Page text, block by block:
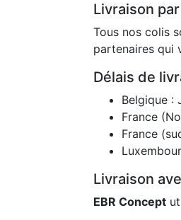
Livraison
Tous nos colis
partenaires qui
Délais de
Belgique :
France
France
Livraison
EBR Concept